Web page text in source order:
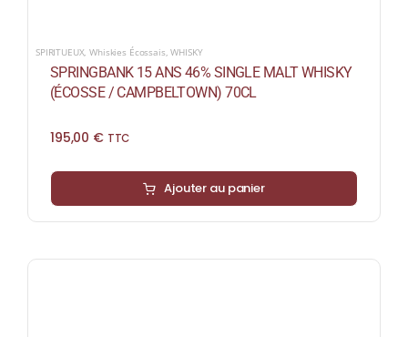
SPIRITUEUX,Whiskies Écossais,WHISKY
SPRINGBANK 15 ANS 46% SINGLE MALT WHISKY
(ÉCOSSE / CAMPBELTOWN) 70CL
195,00 € TTC
Ajouter au panier